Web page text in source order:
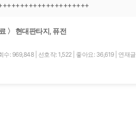
〉 현대판타지, 퓨전
수: 969,848 선호작: 1,522 좋아요: 36,619 연재